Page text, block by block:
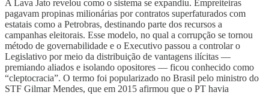
A Lava Jato revelou como o sistema se expandiu. Empreiteiras
pagavam propinas milionárias por contratos superfaturados com
estatais como a Petrobras, destinando parte dos recursos a
campanhas eleitorais. Esse modelo, no qual a corrupção se tornou
método de governabilidade e o Executivo passou a controlar o
Legislativo por meio da distribuição de vantagens ilícitas —
premiando aliados e isolando opositores — ficou conhecido como
“cleptocracia”. O termo foi popularizado no Brasil pelo ministro do
STF Gilmar Mendes, que em 2015 afirmou que o PT havia